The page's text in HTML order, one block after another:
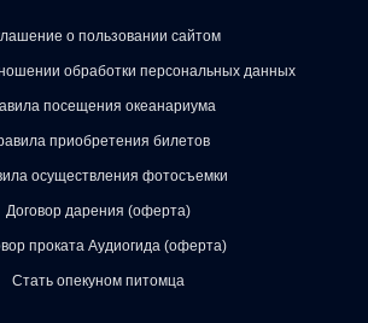
о пользовании сайтом
обработки персональных данных
посещения океанариума
приобретения билетов
осуществления фотосъемки
Договор дарения (оферта)
проката Аудиогида (оферта)
Стать опекуном питомца